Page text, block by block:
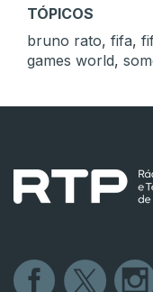
TÓPICOS
bruno rato, fifa,
games world,